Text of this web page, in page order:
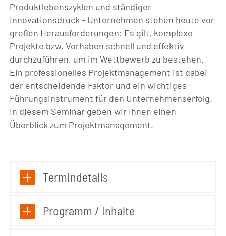
Produktlebenszyklen und ständiger
Innovationsdruck - Unternehmen stehen heute vor
großen Herausforderungen: Es gilt, komplexe
Projekte bzw. Vorhaben schnell und effektiv
durchzuführen, um im Wettbewerb zu bestehen.
Ein professionelles Projektmanagement ist dabei
der entscheidende Faktor und ein wichtiges
Führungsinstrument für den Unternehmenserfolg.
In diesem Seminar geben wir Ihnen einen
Überblick zum Projektmanagement.
Termindetails
Programm / Inhalte